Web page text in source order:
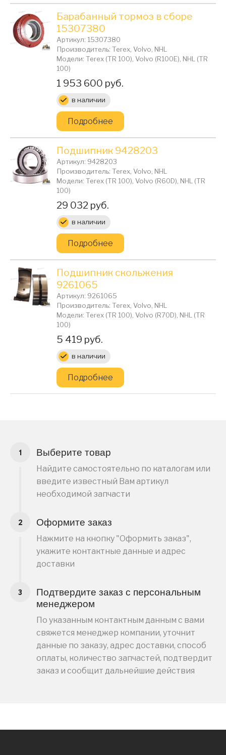
Барабанный тормоз в сборе
15307380
Артикул: 15307380
Производитель: Terex, Volvo, NHL
Модели: Terex (TR 100), Volvo (R100E), NHL (TR
100)
Цена:
1 953 600 руб.
в наличии
Подробнее
Подшипник 9428203
Артикул: 9428203
Производитель: Terex, Volvo, NHL
Модели: Terex (TR 100), Volvo (R60D), NHL (TR
100)
Цена:
29 032 руб.
в наличии
Подробнее
Подшипник скольжения
9261065
Артикул: 9261065
Производитель: Terex, Volvo, NHL
Модели: Terex (TR 100), Volvo (R70D), NHL (TR
100)
Цена:
5 419 руб.
в наличии
Подробнее
Выберите товар
Найдите самостоятельно по каталогам или
введите известный Вам артикул
необходимой запчасти
Оформите заказ
Нажмите на кнопку "Оформить заказ",
укажите контактные данные и адрес
доставки
Подтвердите заказ с персональным
менеджером
По указанным контактным данным с вами
свяжется менеджер компании, уточнит
данные по заказу, адрес доставки, способ
оплаты, количество запчастей, подтвердит
заказ и сообщит дальнейшие действия